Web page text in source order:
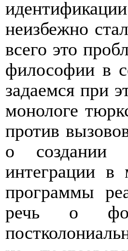
неизбежно
всего это
философии в
задаемся при
монологе
против
о создании
интеграции в
программы
речь о